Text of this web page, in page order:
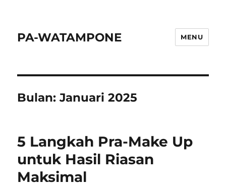
PA-WATAMPONE MENU
Bulan:Januari 2025
5 Langkah Pra-Make Up
untuk Hasil Riasan
Maksimal